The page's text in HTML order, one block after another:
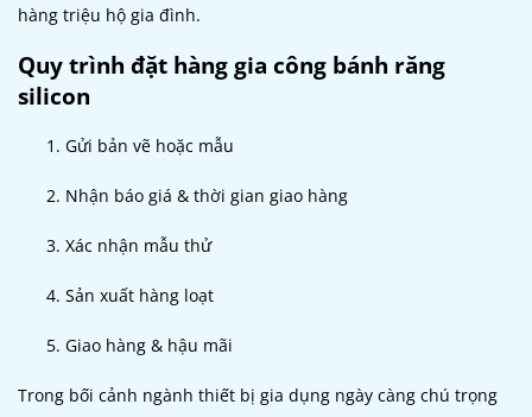
hàng triệu hộ gia đình.
Quy trình đặt hàng gia công bánh răng
silicon
Gửi bản vẽ hoặc mẫu
Nhận báo giá & thời gian giao hàng
Xác nhận mẫu thử
Sản xuất hàng loạt
Giao hàng & hậu mãi
Trong bối cảnh ngành thiết bị gia dụng ngày càng chú trọng